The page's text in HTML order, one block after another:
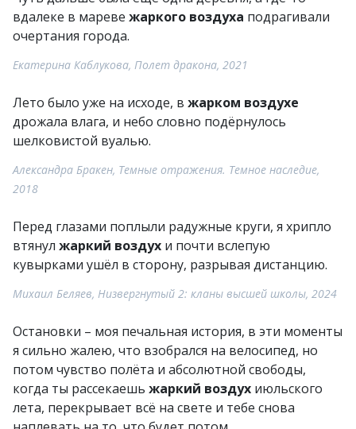
вдалеке в мареве жаркого воздуха подрагивали
очертания города.
Екатерина Каблукова, Полет дракона, 2021
Лето было уже на исходе, в жарком воздухе
дрожала влага, и небо словно подёрнулось
шелковистой вуалью.
Александра Бракен, Темные отражения. Темное наследие,
2018
Перед глазами поплыли радужные круги, я хрипло
втянул жаркий воздух и почти вслепую
кувырками ушёл в сторону, разрывая дистанцию.
Михаил Беляев, Низвергнутый 2: кланы высшей школы, 2024
Остановки – моя печальная история, в эти моменты
я сильно жалею, что взобрался на велосипед, но
потом чувство полёта и абсолютной свободы,
когда ты рассекаешь жаркий воздух июльского
лета, перекрывает всё на свете и тебе снова